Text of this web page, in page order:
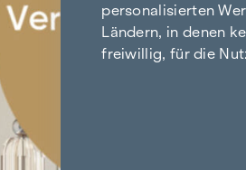
personalisierten
Ländern, in denen
freiwillig, für die